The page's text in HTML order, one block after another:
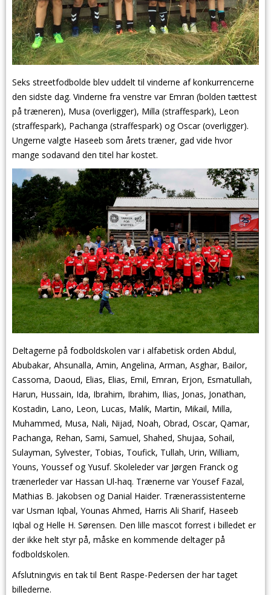
Seks streetfodbolde blev uddelt til vinderne af konkurrencerne
den sidste dag. Vinderne fra venstre var Emran (bolden tættest
på træneren), Musa (overligger), Milla (straffespark), Leon
(straffespark), Pachanga (straffespark) og Oscar (overligger).
Ungerne valgte Haseeb som årets træner, gad vide hvor
mange sodavand den titel har kostet.
Deltagerne på fodboldskolen var i alfabetisk orden Abdul,
Abubakar, Ahsunalla, Amin, Angelina, Arman, Asghar, Bailor,
Cassoma, Daoud, Elias, Elias, Emil, Emran, Erjon, Esmatullah,
Harun, Hussain, Ida, Ibrahim, Ibrahim, Ilias, Jonas, Jonathan,
Kostadin, Lano, Leon, Lucas, Malik, Martin, Mikail, Milla,
Muhammed, Musa, Nali, Nijad, Noah, Obrad, Oscar, Qamar,
Pachanga, Rehan, Sami, Samuel, Shahed, Shujaa, Sohail,
Sulayman, Sylvester, Tobias, Toufick, Tullah, Urin, William,
Youns, Youssef og Yusuf. Skoleleder var Jørgen Franck og
trænerleder var Hassan Ul-haq. Trænerne var Yousef Fazal,
Mathias B. Jakobsen og Danial Haider. Trænerassistenterne
var Usman Iqbal, Younas Ahmed, Harris Ali Sharif, Haseeb
Iqbal og Helle H. Sørensen. Den lille mascot forrest i billedet er
der ikke helt styr på, måske en kommende deltager på
fodboldskolen.
Afslutningvis en tak til Bent Raspe-Pedersen der har taget
billederne.